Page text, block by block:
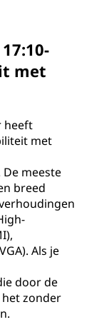
met
heeft
met
meeste
breed
Als je
door de
zonder